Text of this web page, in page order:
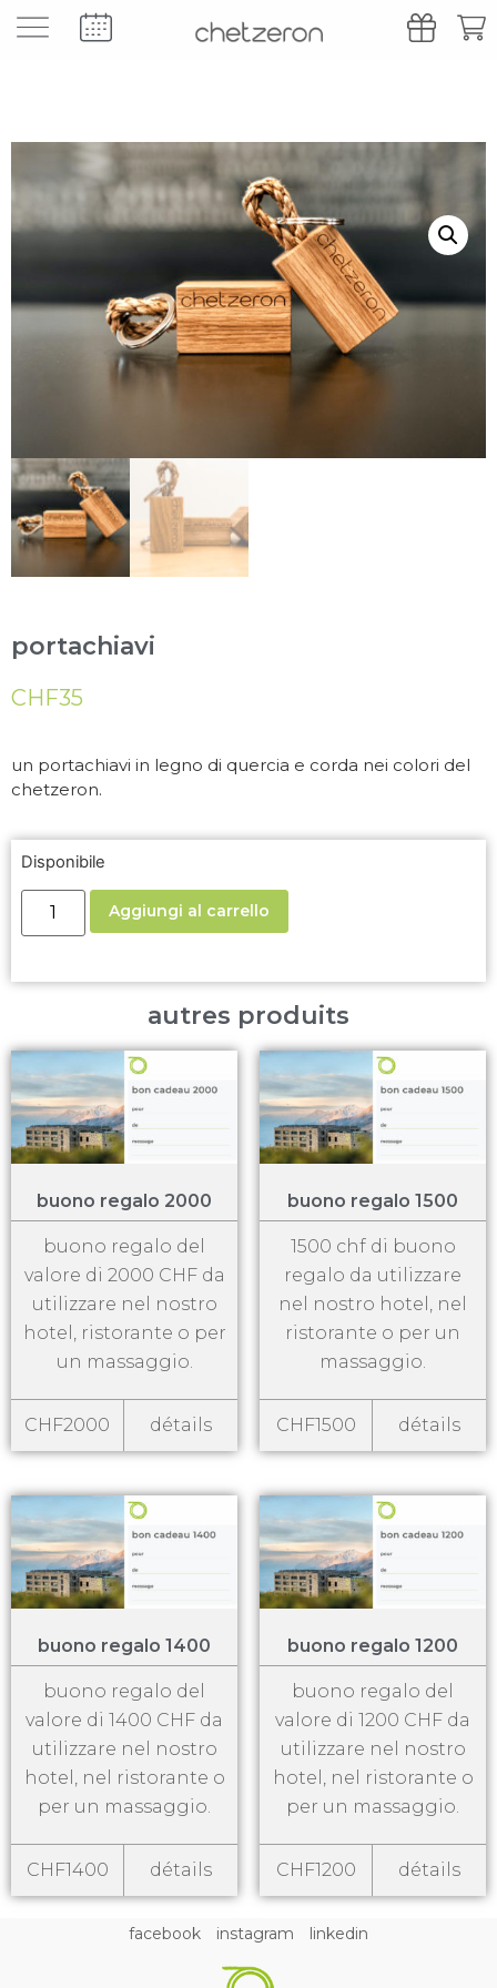
portachiavi
CHF35
un portachiavi in legno di quercia e corda nei colori del
chetzeron.
Disponibile
Aggiungi al carrello
autres produits
buono regalo 2000
buono regalo del
valore di 2000 CHF da
utilizzare nel nostro
hotel, ristorante o per
un massaggio.
CHF2000 détails
buono regalo 1500
1500 chf di buono
regalo da utilizzare
nel nostro hotel, nel
ristorante o per un
massaggio.
CHF1500 détails
buono regalo 1400
buono regalo del
valore di 1400 CHF da
utilizzare nel nostro
hotel, nel ristorante o
per un massaggio.
CHF1400 détails
buono regalo 1200
buono regalo del
valore di 1200 CHF da
utilizzare nel nostro
hotel, nel ristorante o
per un massaggio.
CHF1200 détails
facebook instagram linkedin